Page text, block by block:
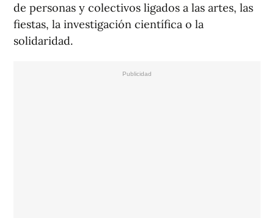
de personas y colectivos ligados a las artes, las
fiestas, la investigación científica o la
solidaridad.